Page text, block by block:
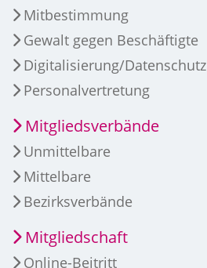
Mitbestimmung
Gewalt gegen Beschäftigte
Digitalisierung/Datenschutz
Personalvertretung
Mitgliedsverbände
Unmittelbare
Mittelbare
Bezirksverbände
Mitgliedschaft
Online-Beitritt